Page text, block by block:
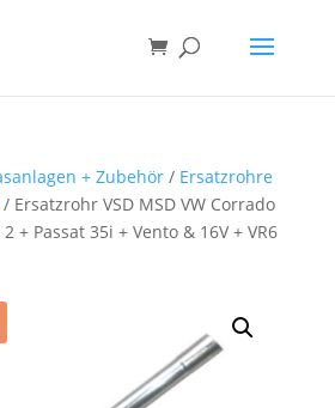
+ Zubehör/ Ersatzrohre
Ersatzrohr VSD MSD VW Corrado
+ Passat 35i + Vento & 16V + VR6